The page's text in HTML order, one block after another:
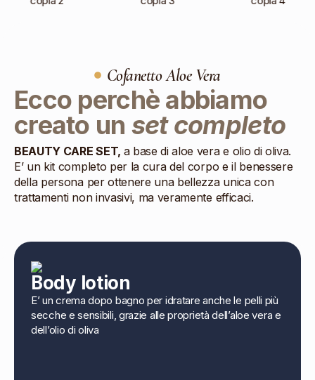
Cofanetto Aloe Vera
Ecco perchè abbiamo
creato un set completo
BEAUTY CARE SET, a base di aloe vera e olio di oliva.
E’ un kit completo per la cura del corpo e il benessere
della persona per ottenere una bellezza unica con
trattamenti non invasivi, ma veramente efficaci.
Body lotion
E’ un crema dopo bagno per idratare anche le pelli più
secche e sensibili, grazie alle proprietà dell’aloe vera e
dell’olio di oliva